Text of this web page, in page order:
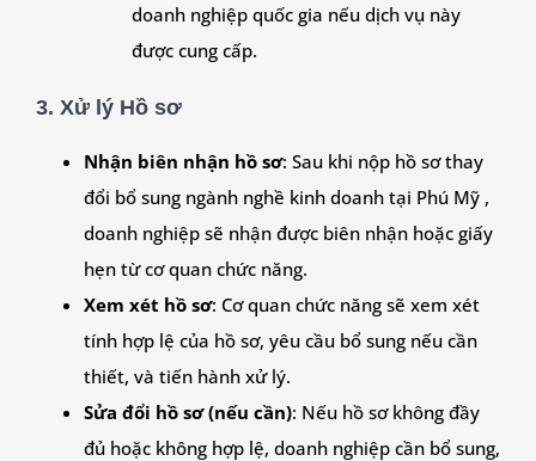
doanh nghiệp quốc gia nếu dịch vụ này
được cung cấp.
3. Xử lý Hồ sơ
Nhận biên nhận hồ sơ: Sau khi nộp hồ sơ thay
đổi bổ sung ngành nghề kinh doanh tại Phú Mỹ ,
doanh nghiệp sẽ nhận được biên nhận hoặc giấy
hẹn từ cơ quan chức năng.
Xem xét hồ sơ: Cơ quan chức năng sẽ xem xét
tính hợp lệ của hồ sơ, yêu cầu bổ sung nếu cần
thiết, và tiến hành xử lý.
Sửa đổi hồ sơ (nếu cần): Nếu hồ sơ không đầy
đủ hoặc không hợp lệ, doanh nghiệp cần bổ sung,